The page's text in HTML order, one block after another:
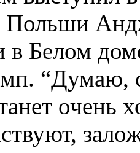
Польши
Белом
“Думаю,